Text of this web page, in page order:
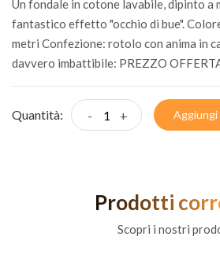
Un fondale in cotone lavabile, dipinto a
fantastico effetto "occhio di bue".
metri Confezione: rotolo con anima in
davvero imbattibile: PREZZO
Quantità: - + Aggiungi
Prodotti
Scopri i nostri